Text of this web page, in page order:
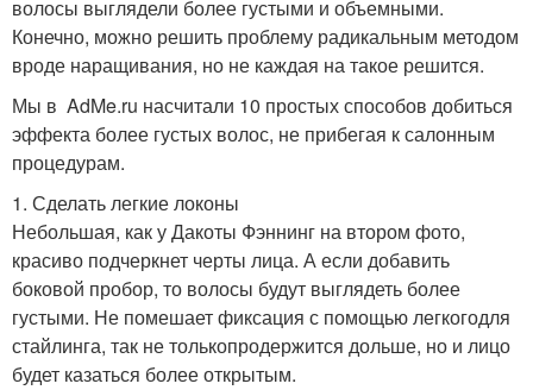
волосы выглядели более густыми и объемными.
Конечно, можно решить проблему радикальным методом
вроде наращивания, но не каждая на такое решится.
Мы в AdMe.ru насчитали 10 простых способов добиться
эффекта более густых волос, не прибегая к салонным
процедурам.
1. Сделать легкие локоны
Небольшая, как у Дакоты Фэннинг на втором фото,
красиво подчеркнет черты лица. А если добавить
боковой пробор, то волосы будут выглядеть более
густыми. Не помешает фиксация с помощью легкогодля
стайлинга, так не толькопродержится дольше, но и лицо
будет казаться более открытым.